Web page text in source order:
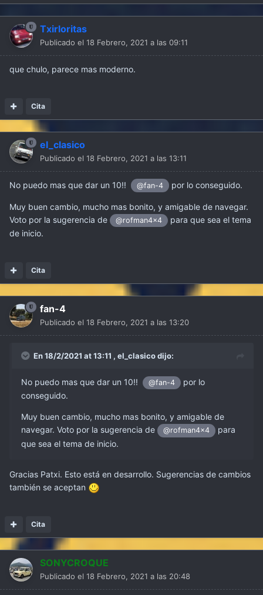
Txirloritas
Publicado el 18 Febrero, 2021 a las 09:11
que chulo, parece mas moderno.
Cita
el_clasico
Publicado el 18 Febrero, 2021 a las 13:11
No puedo mas que dar un 10!! @fan-4 por lo conseguido.
Muy buen cambio, mucho mas bonito, y amigable de navegar.
Voto por la sugerencia de
@rofman4x4
para que sea el tema
de inicio.
Cita
fan-4
Publicado el 18 Febrero, 2021 a las 13:20
En 18/2/2021 at 13:11 , el_clasicodijo:
No puedo mas que dar un 10!! @fan-4
por lo
conseguido.
Muy buen cambio, mucho mas bonito, y amigable de
navegar. Voto por la sugerencia de
@rofman4x4
para
que sea el tema de inicio.
Gracias Patxi. Esto está en desarrollo. Sugerencias de cambios
también se aceptan
Cita
SONYCROQUE
Publicado el 18 Febrero, 2021 a las 20:48